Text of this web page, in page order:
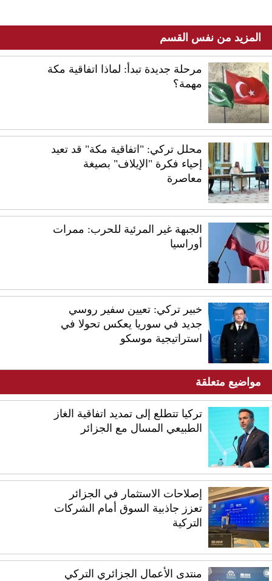
المزيد من نفس القسم
مرحلة جديدة تبدأ: لماذا اتفاقية مكة
مهمة؟
محلل تركي: "اتفاقية مكة" قد تعيد
إحياء فكرة "الإيلاف" بصيغة
معاصرة
الجبهة غير المرئية للحرب: ممرات
أوراسيا
خبير تركي: تعيين سفير روسي
جديد في سوريا يعكس تحولا في
استراتيجية موسكو
مواضيع متعلقة
تركيا تتطلع إلى ​تمديد اتفاقية الغاز
الطبيعي المسال مع ‌الجزائر
إصلاحات الاستثمار في الجزائر
تعزز جاذبية السوق أمام الشركات
التركية
منتدى الأعمال الجزائري التركي